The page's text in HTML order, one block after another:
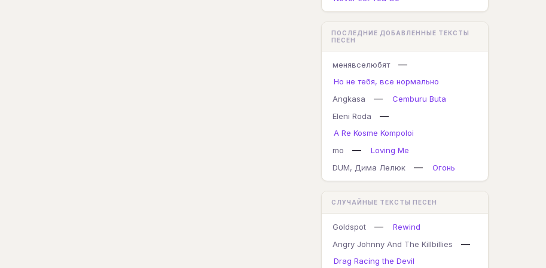
ПОСЛЕДНИЕ ДОБАВЛЕННЫЕ ТЕКСТЫ
ПЕСЕН
менявселюбят —
Но не тебя, все нормально
Angkasa
—
Cemburu Buta
Eleni Roda
—
A Re Kosme Kompoloi
mo
—
Loving Me
DUM, Дима Лелюк
— Огонь
СЛУЧАЙНЫЕ ТЕКСТЫ ПЕСЕН
Goldspot —
Rewind
Angry Johnny And The Killbillies
—
Drag Racing the Devil